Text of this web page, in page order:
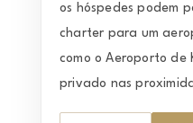
os hóspedes podem
charter para um
como o Aeroporto de
privado nas